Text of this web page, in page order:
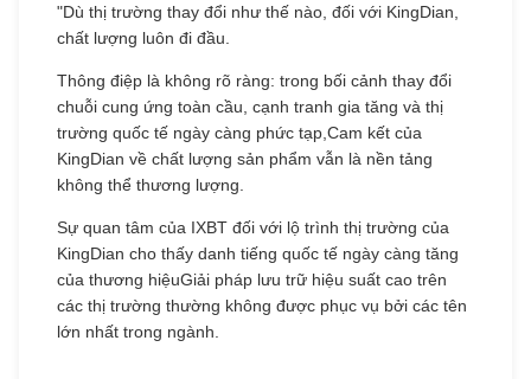
"Dù thị trường thay đổi như thế nào, đối với KingDian,
chất lượng luôn đi đầu.
Thông điệp là không rõ ràng: trong bối cảnh thay đổi
chuỗi cung ứng toàn cầu, cạnh tranh gia tăng và thị
trường quốc tế ngày càng phức tạp,Cam kết của
KingDian về chất lượng sản phẩm vẫn là nền tảng
không thể thương lượng.
Sự quan tâm của IXBT đối với lộ trình thị trường của
KingDian cho thấy danh tiếng quốc tế ngày càng tăng
của thương hiệuGiải pháp lưu trữ hiệu suất cao trên
các thị trường thường không được phục vụ bởi các tên
lớn nhất trong ngành.